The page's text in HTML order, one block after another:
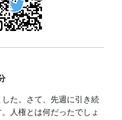
た。さて、先週に引き続
人権とは何だったでしょ